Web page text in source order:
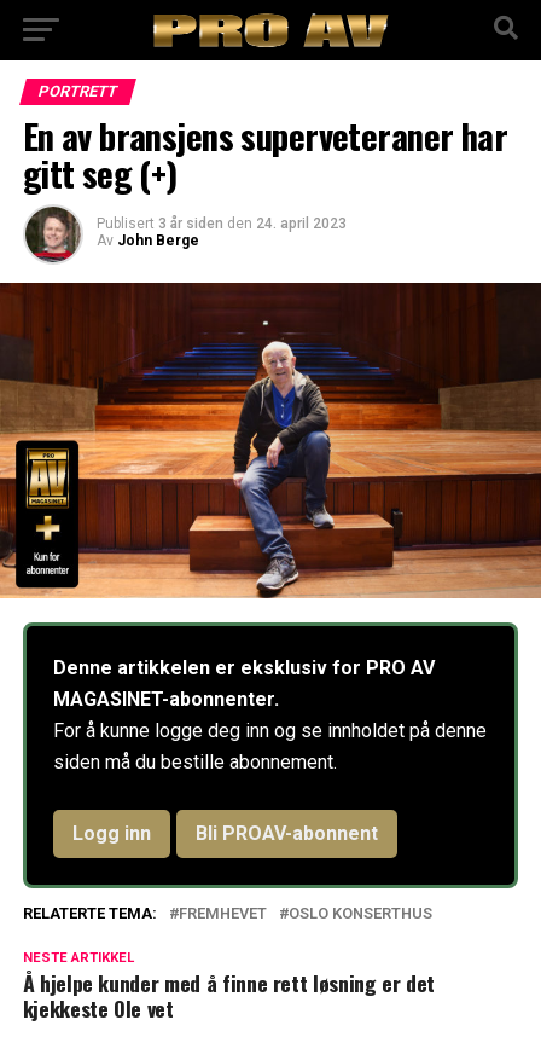
PORTRETT
En av bransjens superveteraner har
gitt seg (+)
Publisert 3 år siden den 24. april 2023
Av John Berge
Denne artikkelen er eksklusiv for PRO AV
MAGASINET-abonnenter.
For å kunne logge deg inn og se innholdet på denne
siden må du bestille abonnement.
Logg inn Bli PROAV-abonnent
RELATERTE TEMA: FREMHEVET OSLO KONSERTHUS
NESTE ARTIKKEL
Å hjelpe kunder med å finne rett løsning er det
kjekkeste Ole vet